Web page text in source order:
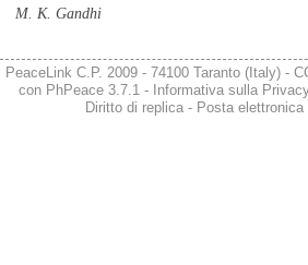
M. K. Gandhi
PeaceLink C.P. 2009 - 74100 Taranto (Italy) -
con PhPeace 3.7.1 - Informativa sulla
Diritto di replica- Posta